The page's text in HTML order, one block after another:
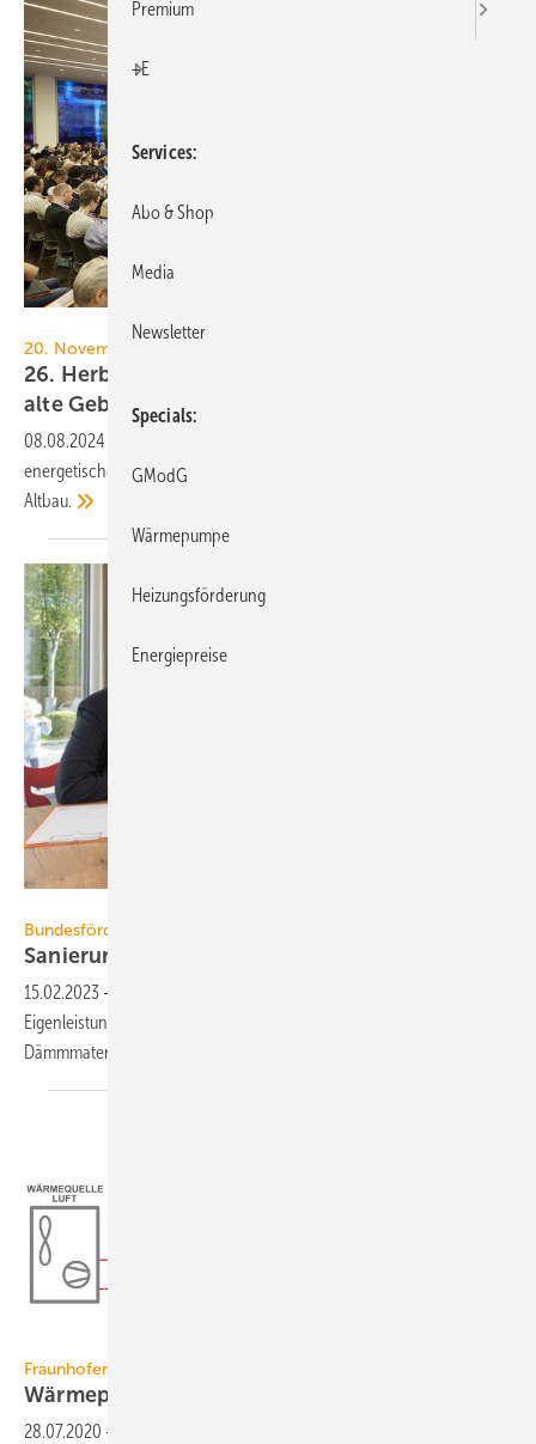
20. November 2024, 8.50–19.00 Uhr, Stuttgart
26. Herbstforum Altbau: Neue Konzepte für
alte Gebäude
08.08.2024
energetische Gebäudesanierung im Mittelpunkt des Herbstforums
Altbau.
Bundesförderung für effiziente Gebäude
Sanierungsförderung: Änderungen
15.02.2023 -
Eigenleistungen bezuschusst. Wer selbst saniert, erhält z. B. für
Dämmmaterialien Zuschüsse von bis zu
Fraunhofer ISE / WPsmart im Bestand
Wärmepumpen: Auch im Altbau
28.07.2020 -
Premium
+E
Services
Abo & Shop
Media
Newsletter
Specials
GModG
Wärmepumpe
Heizungsförderung
Energiepreise